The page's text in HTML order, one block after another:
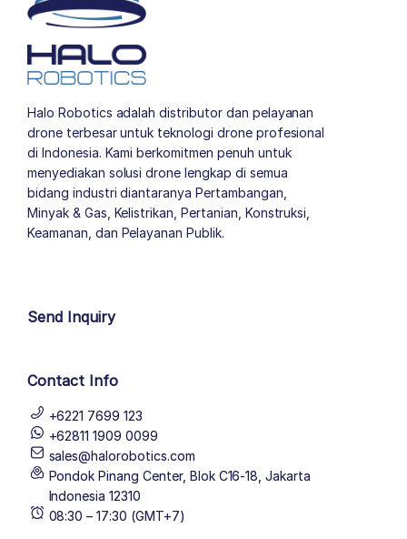
Halo Robotics adalah distributor dan pelayanan
drone terbesar untuk teknologi drone profesional
di Indonesia. Kami berkomitmen penuh untuk
menyediakan solusi drone lengkap di semua
bidang industri diantaranya Pertambangan,
Minyak & Gas, Kelistrikan, Pertanian, Konstruksi,
Keamanan, dan Pelayanan Publik.
Send Inquiry
Contact Info
+6221 7699 123
+62811 1909 0099
sales@halorobotics.com
Pondok Pinang Center, Blok C16-18, Jakarta
Indonesia 12310
08:30 – 17:30 (GMT+7)